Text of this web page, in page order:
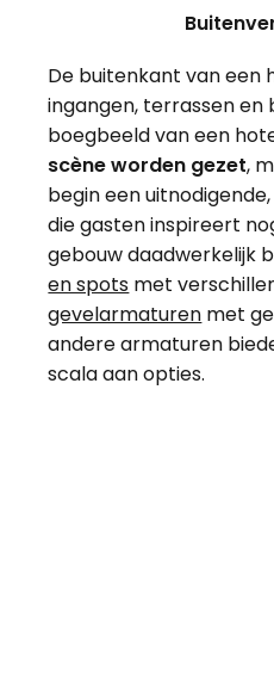
De buitenkant van een
ingangen, terrassen en
boegbeeld van een
scène worden gezet,
begin een
die gasten inspireert
gebouw daadwerkelijk
en spots met
gevelarmaturen met
andere armaturen
scala aan opties.